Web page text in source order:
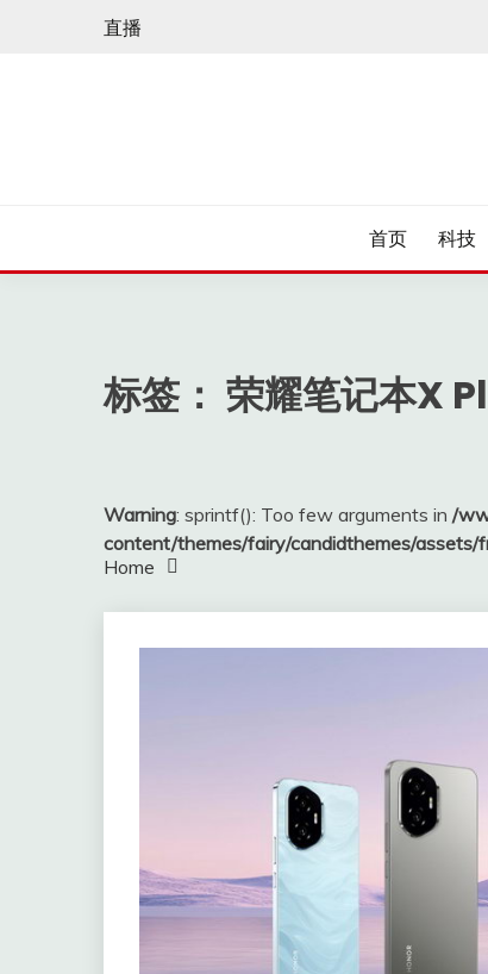
直播
首页 科技
标签： 荣耀笔记本X
Warning: sprintf(): Too few arguments in /
content/themes/fairy/candidthemes/assets/
Home